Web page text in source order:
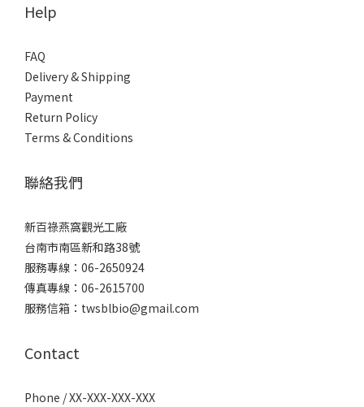
Help
FAQ
Delivery & Shipping
Payment
Return Policy
Terms & Conditions
聯絡我們
新百祿燕窩觀光工廠
台南市南區新和路38號
服務專線：06-2650924
傳真專線：06-2615700
服務信箱：twsblbio@gmail.com
Contact
Phone / XX-XXX-XXX-XXX